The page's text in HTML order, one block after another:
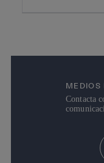
MEDIOS
Contacta